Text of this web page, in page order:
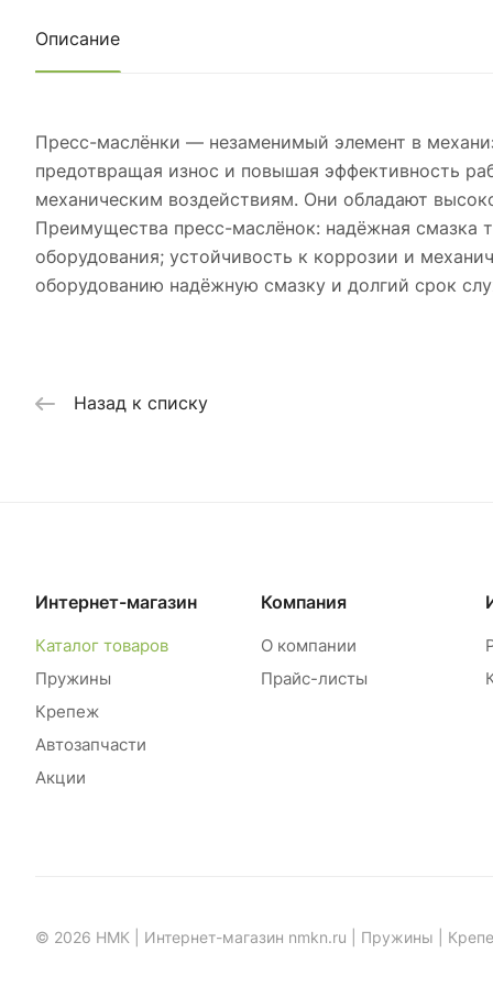
Описание
Пресс-маслёнки — незаменимый элемент в
предотвращая износ и повышая эффективность
механическим воздействиям. Они обладают
Преимущества пресс-маслёнок: надёжная смазка
оборудования; устойчивость к коррозии и
оборудованию надёжную смазку и долгий срок
Назад к списку
Интернет-магазин
Каталог товаров
Пружины
Крепеж
Автозапчасти
Акции
Компания
О компании
Прайс-листы
© 2026 НМК | Интернет-магазин nmkn.ru | Пружины |